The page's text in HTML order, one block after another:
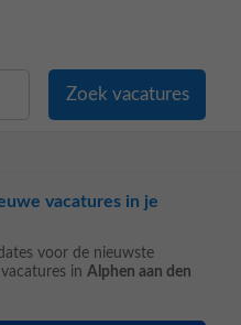
vacatures in je
voor de nieuwste
vacatures in Alphen aan den